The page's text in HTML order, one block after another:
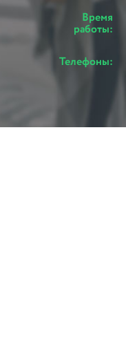
Время
работы:
Телефоны: